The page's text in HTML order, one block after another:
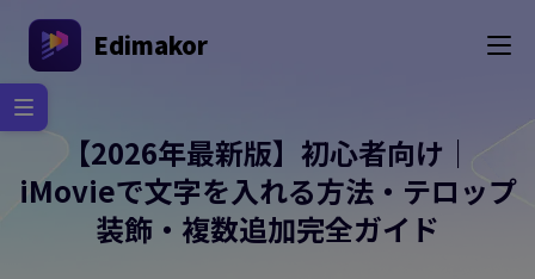
Edimakor
【2026年最新版】初心者向け｜
iMovieで文字を入れる方法・テロップ
装飾・複数追加完全ガイド